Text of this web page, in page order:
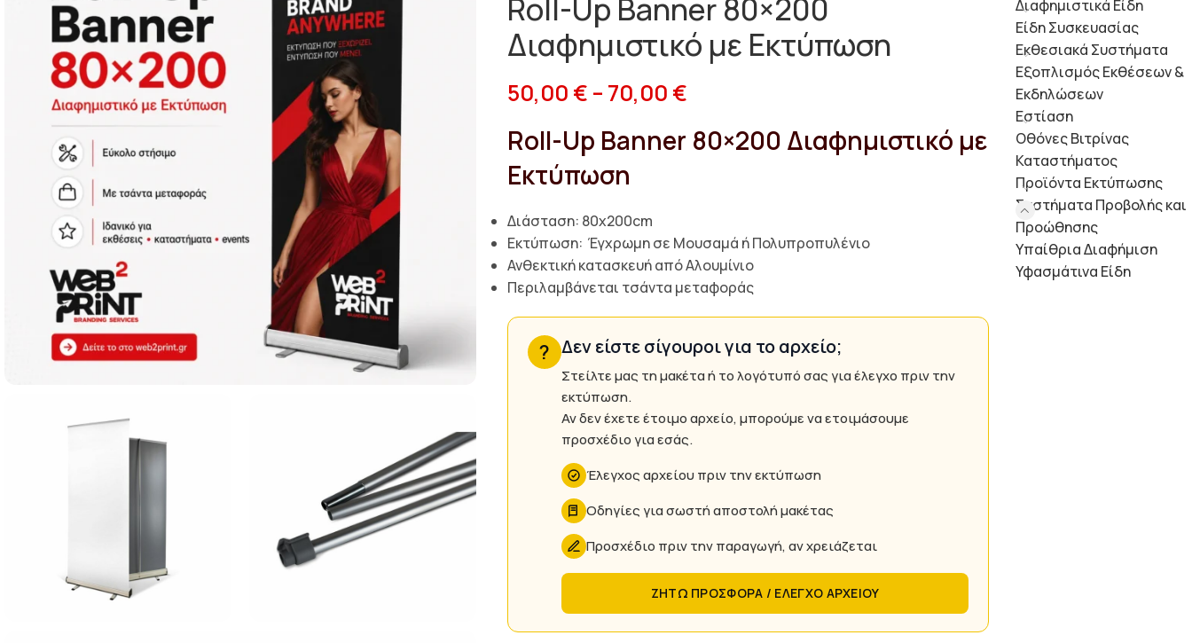
Roll-Up Banner 80×200
Διαφημιστικό με Εκτύπωση
50,00 € – 70,00 €
Roll-Up Banner 80×200 Διαφημιστικό με
Εκτύπωση
Διάσταση: 80x200cm
Εκτύπωση: Έγχρωμη σε Μουσαμά ή Πολυπροπυλένιο
Ανθεκτική κατασκευή από Αλουμίνιο
Περιλαμβάνεται τσάντα μεταφοράς
? Δεν είστε σίγουροι για το αρχείο;
Στείλτε μας τη μακέτα ή το λογότυπό σας για έλεγχο πριν την
εκτύπωση.
Αν δεν έχετε έτοιμο αρχείο, μπορούμε να ετοιμάσουμε
προσχέδιο για εσάς.
Έλεγχος αρχείου πριν την εκτύπωση
Οδηγίες για σωστή αποστολή μακέτας
Προσχέδιο πριν την παραγωγή, αν χρειάζεται
ΖΗΤΩ ΠΡΟΣΦΟΡΑ / ΕΛΕΓΧΟ ΑΡΧΕΙΟΥ
Διαφημιστικά Είδη
Είδη Συσκευασίας
Εκθεσιακά Συστήματα
Εξοπλισμός Εκθέσεων &
Εκδηλώσεων
Εστίαση
Οθόνες Βιτρίνας
Καταστήματος
Προϊόντα Εκτύπωσης
Συστήματα Προβολής και
Προώθησης
Υπαίθρια Διαφήμιση
Υφασμάτινα Είδη